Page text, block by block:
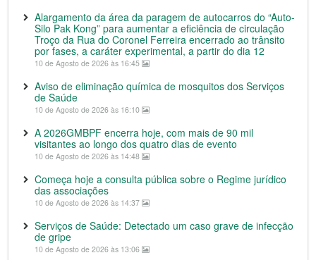
Alargamento da área da paragem de autocarros do “Auto-
Silo Pak Kong” para aumentar a eficiência de circulação
Troço da Rua do Coronel Ferreira encerrado ao trânsito
por fases, a caráter experimental, a partir do dia 12
10 de Agosto de 2026 às 16:45
Aviso de eliminação química de mosquitos dos Serviços
de Saúde
10 de Agosto de 2026 às 16:10
A 2026GMBPF encerra hoje, com mais de 90 mil
visitantes ao longo dos quatro dias de evento
10 de Agosto de 2026 às 14:48
Começa hoje a consulta pública sobre o Regime jurídico
das associações
10 de Agosto de 2026 às 14:37
Serviços de Saúde: Detectado um caso grave de infecção
de gripe
10 de Agosto de 2026 às 13:06